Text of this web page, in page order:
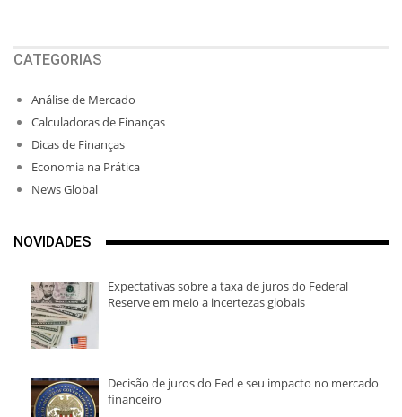
CATEGORIAS
Análise de Mercado
Calculadoras de Finanças
Dicas de Finanças
Economia na Prática
News Global
NOVIDADES
Expectativas sobre a taxa de juros do Federal
Reserve em meio a incertezas globais
Decisão de juros do Fed e seu impacto no mercado
financeiro